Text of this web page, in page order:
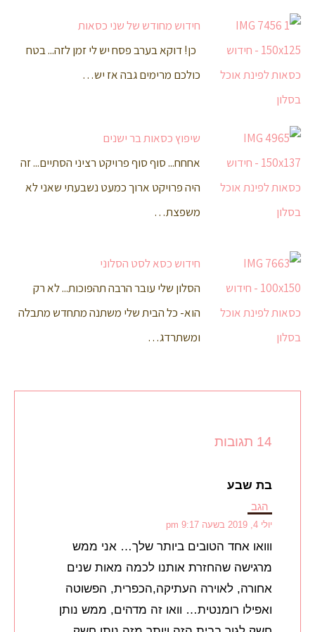
חידוש מחודש של שני כסאות
כן! דוקא בערב פסח יש לי זמן לזה... בטח
כולכם מרימים גבה אז יש…
שיפוץ כסאות בר ישנים
אחחח... סוף סוף פרויקט רציני הסתיים... זה
היה פרויקט ארוך כמעט נשבעתי שאני לא
משפצת…
חידוש כסא לסט הסלוני
הסלון שלי עובר הרבה תהפוכות... לא רק
הוא- כל הבית שלי משתנה מתחדש מתבלה
ומשתרדג…
14 תגובות
בת שבע
הגב
יולי 4, 2019 בשעה 9:17 pm
ווואו אחד הטובים ביותר שלך… אני ממש
מרגישה שהחזרת אותנו לכמה מאות שנים
אחורה, לאוירה העתיקה,הכפרית, הפשוטה
ואפילו רומנטית… וואו זה מדהים, ממש נותן